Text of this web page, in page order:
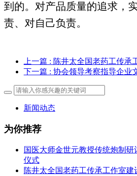
到的。对产品质量的追求，
责、对自己负责。
上一篇 : 陈井太全国老药工传承
下一篇 : 协会领导考察指导企业
新闻动态
为你推荐
国医大师金世元教授传统炮制
仪式
陈井太全国老药工传承工作室建